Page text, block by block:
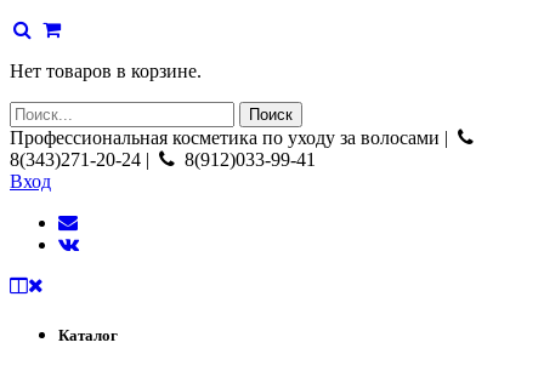
Нет товаров в корзине.
Профессиональная косметика по уходу за волосами |
8(343)271-20-24 |
8(912)033-99-41
Вход
Каталог